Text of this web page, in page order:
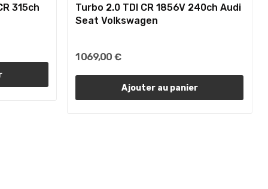
315ch
Turbo 2.0 TDI CR 1856V 240ch Audi
Seat Volkswagen
1 069,00 €
Ajouter au panier